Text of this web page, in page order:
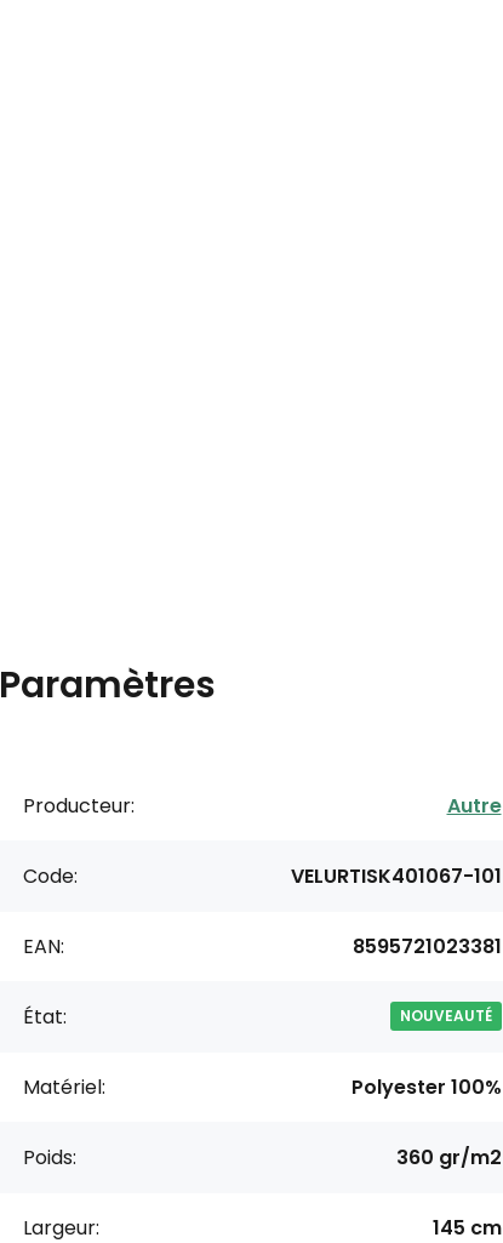
Paramètres
Producteur: Autre
Code: VELURTISK401067-101
EAN: 8595721023381
État: NOUVEAUTÉ
Matériel: Polyester 100%
Poids: 360 gr/m2
Largeur: 145 cm